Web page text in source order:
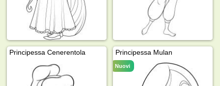
Principessa Cenerentola Principessa Mulan
Nuovi